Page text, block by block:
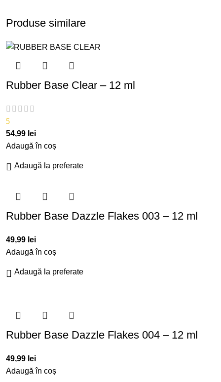
Produse similare
Rubber Base Clear – 12 ml
5
54,99 lei
Adaugă în coș
Adaugă la preferate
Rubber Base Dazzle Flakes 003 – 12 ml
49,99 lei
Adaugă în coș
Adaugă la preferate
Rubber Base Dazzle Flakes 004 – 12 ml
49,99 lei
Adaugă în coș